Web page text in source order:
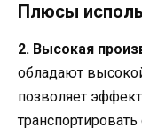
Плюсы
2. Высокая
обладают
позволяет